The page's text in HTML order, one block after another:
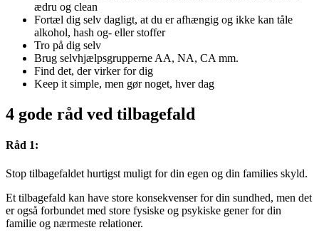
ædru og clean
Fortæl dig selv dagligt, at du er afhængig og ikke kan tåle
alkohol, hash og- eller stoffer
Tro på dig selv
Brug selvhjælpsgrupperne AA, NA, CA mm.
Find det, der virker for dig
Keep it simple, men gør noget, hver dag
4 gode råd ved tilbagefald
Råd 1:
Stop tilbagefaldet hurtigst muligt for din egen og din families skyld.
Et tilbagefald kan have store konsekvenser for din sundhed, men det
er også forbundet med store fysiske og psykiske gener for din
familie og nærmeste relationer.